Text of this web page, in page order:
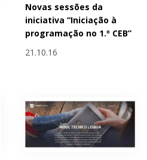
Novas sessões da
iniciativa “Iniciação à
programação no 1.º CEB”
21.10.16